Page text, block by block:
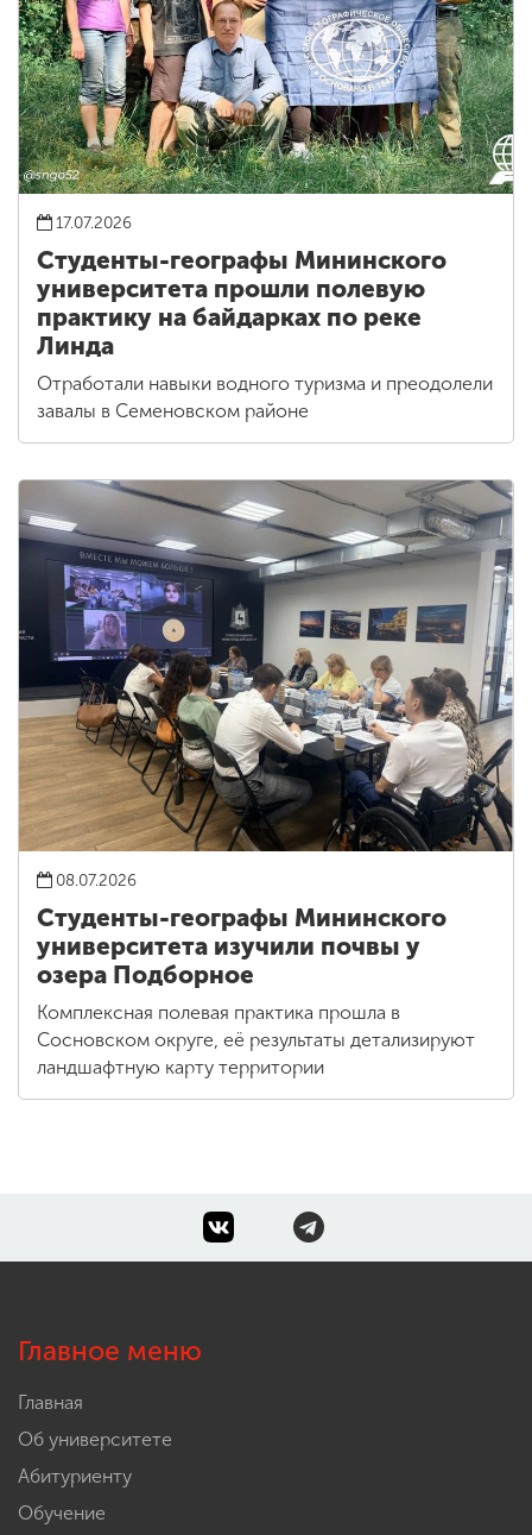
17.07.2026
Студенты-географы Мининского
университета прошли полевую
практику на байдарках по реке
Линда
Отработали навыки водного туризма и преодолели
завалы в Семеновском районе
08.07.2026
Студенты-географы Мининского
университета изучили почвы у
озера Подборное
Комплексная полевая практика прошла в
Сосновском округе, её результаты детализируют
ландшафтную карту территории
Главное меню
Главная
Об университете
Абитуриенту
Обучение